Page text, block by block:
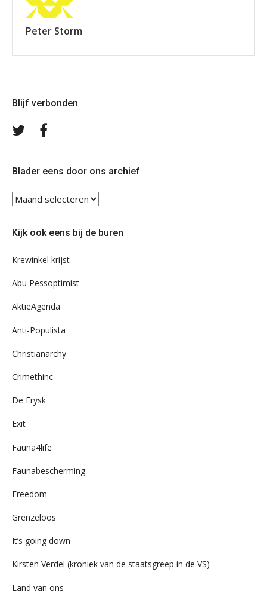
Peter Storm
Blijf verbonden
Volg
Blader eens door ons archief
Blader
eens
ons
Kijk ook eens bij de buren
Krewinkel krijst
Abu Pessoptimist
AktieAgenda
Anti-Populista
Christianarchy
Crimethinc
De Frysk
Exit
Fauna4life
Faunabescherming
Freedom
Grenzeloos
It’s going down
Kirsten Verdel (kroniek van de staatsgreep in de VS)
Land van ons